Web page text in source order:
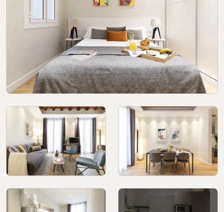
FAQs
Contacte-nos
Política de cookies Política de privacidade
Política de Privacidade nas Redes Sociais Aviso Legal
Termos e condições Canal de denúncias
Livro de Reclamações para Porto